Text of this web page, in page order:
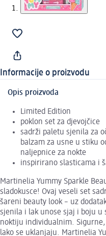
Informacije o proizvodu
Opis proizvoda
Limited Edition
poklon set za djevojčice
sadrži paletu sjenila za
balzam za usne u stiku
naljepnice za nokte
inspirirano slasticama i
Martinelia Yummy Sparkle
sladokusce! Ovaj veseli set
šareni beauty look – uz
sjenila i lak unose sjaj i boju u
noktiju individualnim.
lako se uklanjaju. Martinelia